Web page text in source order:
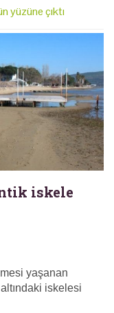
yüzüne çıktı
iskele
yaşanan
iskelesi